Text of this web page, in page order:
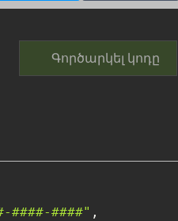
Գործարկել կոդը
####-####" ,